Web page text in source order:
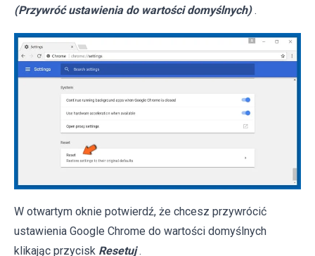
(Przywróć ustawienia do wartości domyślnych) .
W otwartym oknie potwierdź, że chcesz przywrócić
ustawienia Google Chrome do wartości domyślnych
klikając przycisk Resetuj .